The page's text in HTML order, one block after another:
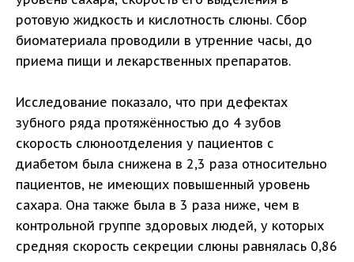
ротовую жидкость и кислотность слюны. Сбор
биоматериала проводили в утренние часы, до
приема пищи и лекарственных препаратов.
Исследование показало, что при дефектах
зубного ряда протяжённостью до 4 зубов
скорость слюноотделения у пациентов с
диабетом была снижена в 2,3 раза относительно
пациентов, не имеющих повышенный уровень
сахара. Она также была в 3 раза ниже, чем в
контрольной группе здоровых людей, у которых
средняя скорость секреции слюны равнялась 0,86